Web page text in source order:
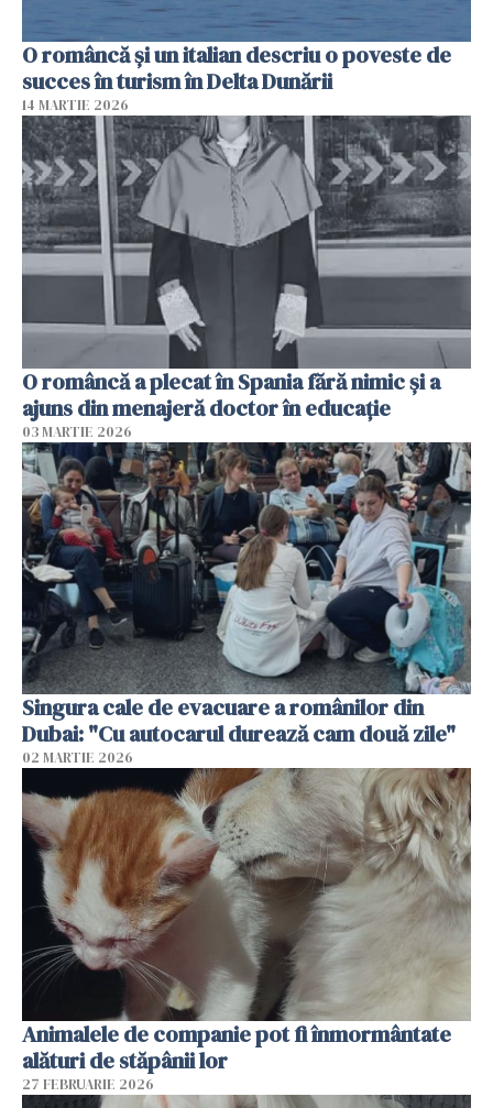
O româncă și un italian descriu o poveste de
succes în turism în Delta Dunării
14 MARTIE 2026
O româncă a plecat în Spania fără nimic și a
ajuns din menajeră doctor în educație
03 MARTIE 2026
Singura cale de evacuare a românilor din
Dubai: "Cu autocarul durează cam două zile"
02 MARTIE 2026
Animalele de companie pot fi înmormântate
alături de stăpânii lor
27 FEBRUARIE 2026